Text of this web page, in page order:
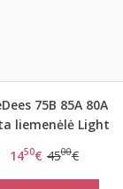
75B 85A 80A
liemenėlė Light
1450€ 4500€